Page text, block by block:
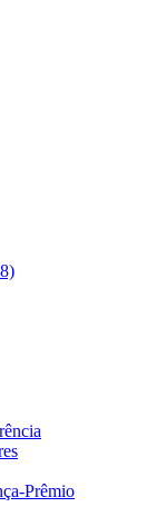
Prêmio